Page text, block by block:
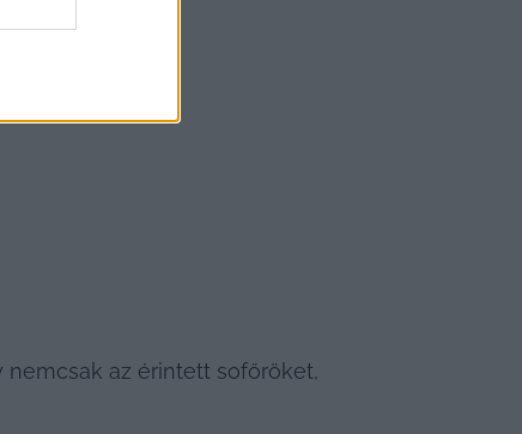
az érintett sofőröket,